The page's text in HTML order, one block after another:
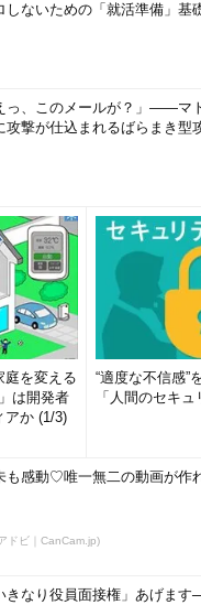
しないための「就活準備」基
っ、このメールが？」――マ
攻撃が仕込まれるばらまき型
庭を変える
は開発者
アか (1/3)
“適度な不信感”
「人間のセキ
も感動♡唯一無二の動画が作
ドビ｜CanCam.jp)
きなり役員面接権」あげま